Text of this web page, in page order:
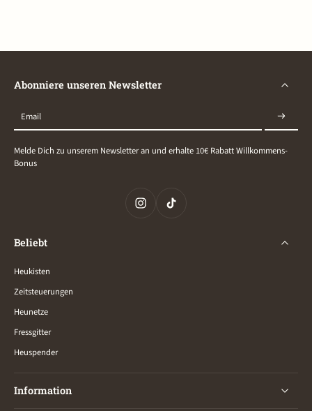
Abonniere unseren Newsletter
Email
Melde Dich zu unserem Newsletter an und erhalte 10€ Rabatt Willkommens-
Bonus
Beliebt
Heukisten
Zeitsteuerungen
Heunetze
Fressgitter
Heuspender
Information